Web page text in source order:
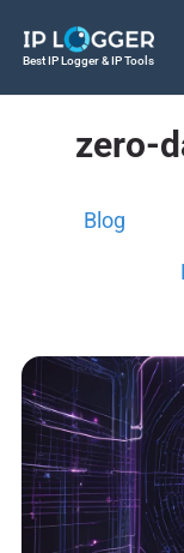
Best IP Logger & IP Tools
zero-
Blog